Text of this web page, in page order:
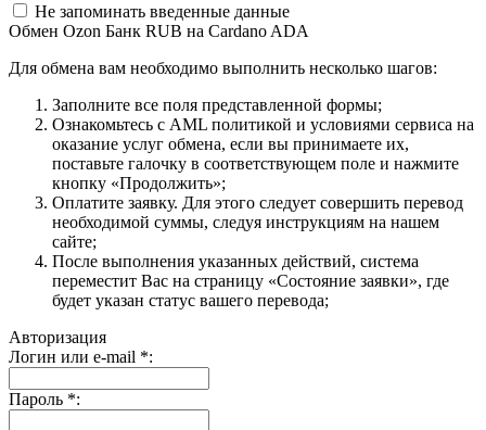
Не запоминать введенные данные
Обмен Ozon Банк RUB на Cardano ADA
Для обмена вам необходимо выполнить несколько шагов:
Заполните все поля представленной формы;
Ознакомьтесь с AML политикой и условиями сервиса на
оказание услуг обмена, если вы принимаете их,
поставьте галочку в соответствующем поле и нажмите
кнопку «Продолжить»;
Оплатите заявку. Для этого следует совершить перевод
необходимой суммы, следуя инструкциям на нашем
сайте;
После выполнения указанных действий, система
переместит Вас на страницу «Состояние заявки», где
будет указан статус вашего перевода;
Авторизация
Логин или e-mail *:
Пароль *: